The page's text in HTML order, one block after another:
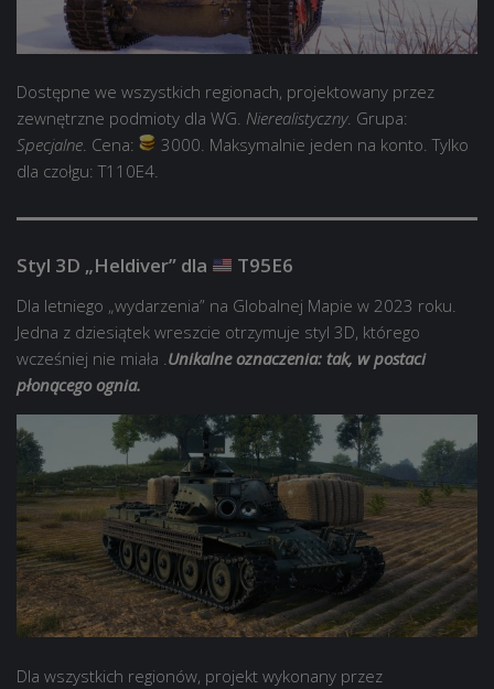
Dostępne we wszystkich regionach, projektowany przez
zewnętrzne podmioty dla WG. Nierealistyczny. Grupa:
Specjalne. Cena:
3000. Maksymalnie jeden na konto. Tylko
dla czołgu: T110E4.
Styl 3D „Heldiver” dla T95E6
Dla letniego „wydarzenia” na Globalnej Mapie w 2023 roku.
Jedna z dziesiątek wreszcie otrzymuje styl 3D, którego
wcześniej nie miała .Unikalne oznaczenia: tak, w postaci
płonącego ognia.
Dla wszystkich regionów, projekt wykonany przez